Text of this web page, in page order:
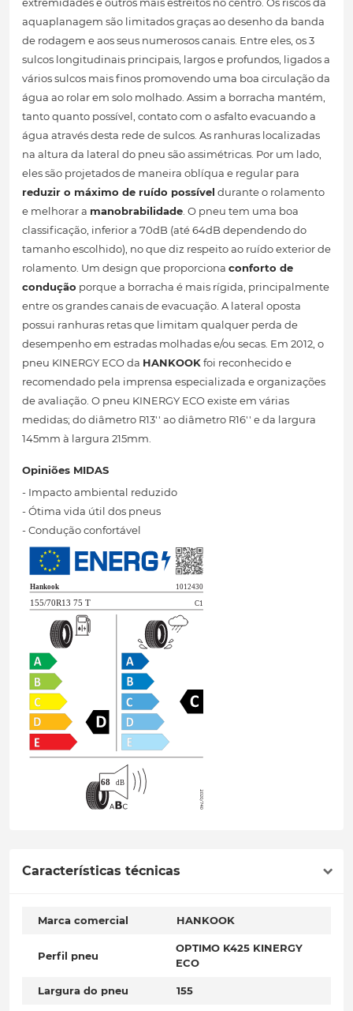
extremidades e outros mais estreitos no centro. Os riscos da
aquaplanagem são limitados graças ao desenho da banda
de rodagem e aos seus numerosos canais. Entre eles, os 3
sulcos longitudinais principais, largos e profundos, ligados a
vários sulcos mais finos promovendo uma boa circulação da
água ao rolar em solo molhado. Assim a borracha mantém,
tanto quanto possível, contato com o asfalto evacuando a
água através desta rede de sulcos. As ranhuras localizadas
na altura da lateral do pneu são assimétricas. Por um lado,
eles são projetados de maneira oblíqua e regular para
reduzir o máximo de ruído possível durante o rolamento
e melhorar a manobrabilidade. O pneu tem uma boa
classificação, inferior a 70dB (até 64dB dependendo do
tamanho escolhido), no que diz respeito ao ruído exterior de
rolamento. Um design que proporciona conforto de
condução porque a borracha é mais rígida, principalmente
entre os grandes canais de evacuação. A lateral oposta
possui ranhuras retas que limitam qualquer perda de
desempenho em estradas molhadas e/ou secas. Em 2012, o
pneu KINERGY ECO da HANKOOKfoi reconhecido e
recomendado pela imprensa especializada e organizações
de avaliação. O pneu KINERGY ECO existe em várias
medidas; do diâmetro R13'' ao diâmetro R16'' e da largura
145mm à largura 215mm.
Opiniões MIDAS
- Impacto ambiental reduzido
- Ótima vida útil dos pneus
- Condução confortável
Características técnicas
Marca comercial HANKOOK
Perfil pneu
OPTIMO K425 KINERGY
ECO
Largura do pneu 155